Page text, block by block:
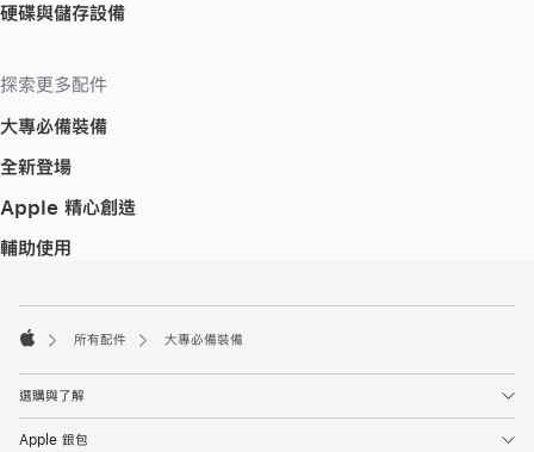
硬碟與儲存設備
探索更多配件
大專必備裝備
全新登場
Apple 精心創造
輔助使用
腳
所有配件 大專必備裝備
選購與了解
Apple 銀包